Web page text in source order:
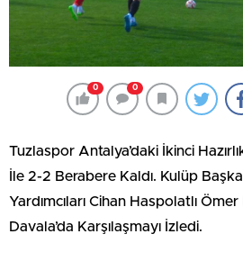
0 0
Tuzlaspor Antalya’daki İkinci
İle 2-2 Berabere Kaldı. Kulüp
Yardımcıları Cihan Haspolatlı
Davala’da Karşılaşmayı İzledi.